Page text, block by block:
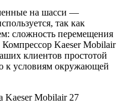
на шасси —
так как
сложность перемещения
Компрессор Kaeser Mobilair
клиентов простотой
к условиям окружающей
Kaeser Mobilair 27